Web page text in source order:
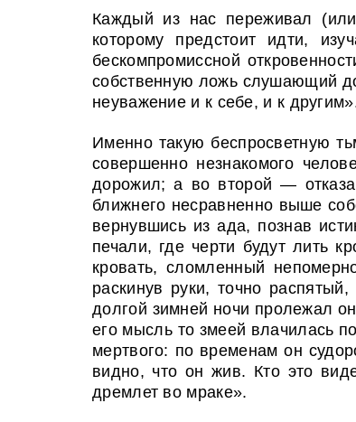
Каждый из нас переживал
которому предстоит идти,
бескомпромиссной
собственную ложь слушающий
неуважение и к себе, и к
Именно такую беспросветную
совершенно незнакомого
дорожил; а во второй —
ближнего несравненно выше
вернувшись из ада, познав
печали, где черти будут лить
кровать, сломленный
раскинув руки, точно
долгой зимней ночи пролежал
его мысль то змеей влачилась
мертвого: по временам он
видно, что он жив. Кто это
дремлет во мраке».